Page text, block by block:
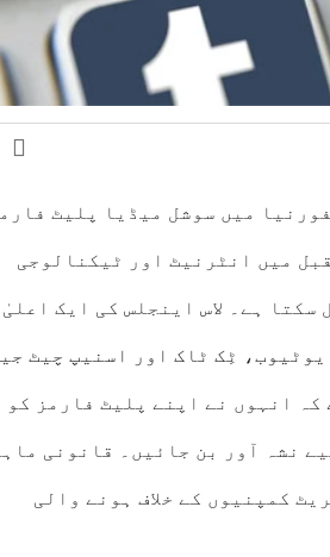
میں سوشل میڈیا پلیٹ
میں انٹرنیٹ اور ٹیکنالوجی
ہے۔ لاس اینجلس کی ایک اعلیٰ
یوٹیوب، ٹِک ٹاک اور اسنیپ چیٹ
انہوں نے اپنے پلیٹ فارمز کو
نشہ آور بن جائیں۔ قانونی
اور سگریٹ کمپنیوں کے خلاف ہونے والی